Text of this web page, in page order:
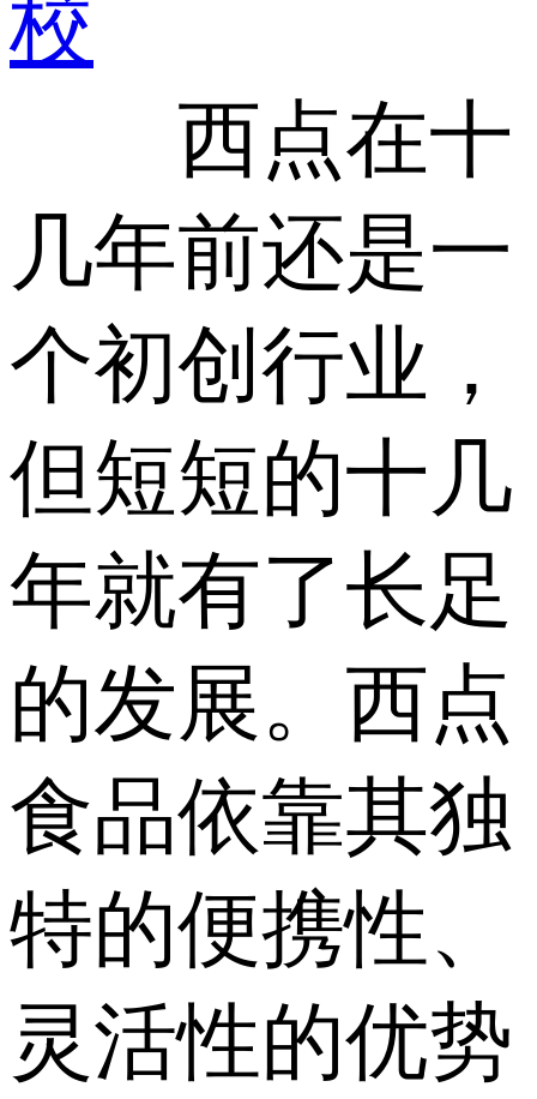
校
西点在十
几年前还是一
个初创行业，
但短短的十几
年就有了长足
的发展。西点
食品依靠其独
特的便携性、
灵活性的优势